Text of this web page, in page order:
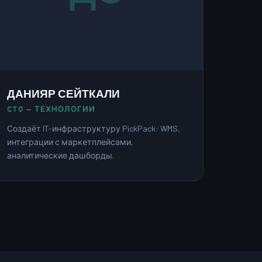
ДАНИЯР СЕЙТКАЛИ
CTO — ТЕХНОЛОГИИ
Создаёт IT-инфраструктуру PickPack: WMS,
интеграции с маркетплейсами,
аналитические дашборды.